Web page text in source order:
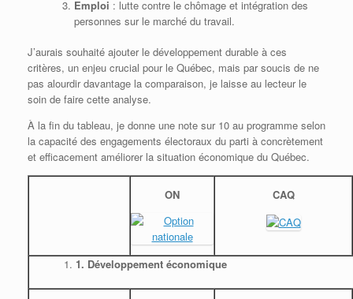
Emploi : lutte contre le chômage et intégration des
personnes sur le marché du travail.
J’aurais souhaité ajouter le développement durable à ces
critères, un enjeu crucial pour le Québec, mais par soucis de ne
pas alourdir davantage la comparaison, je laisse au lecteur le
soin de faire cette analyse.
À la fin du tableau, je donne une note sur 10 au programme selon
la capacité des engagements électoraux du parti à concrètement
et efficacement améliorer la situation économique du Québec.
ON CAQ
1. Développement économique